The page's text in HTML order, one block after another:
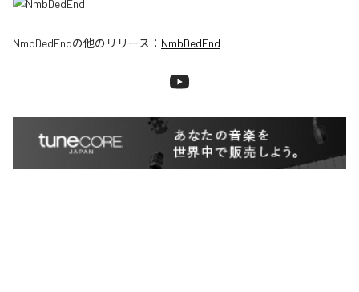
NmbDedEndの他のリリース： NmbDedEnd